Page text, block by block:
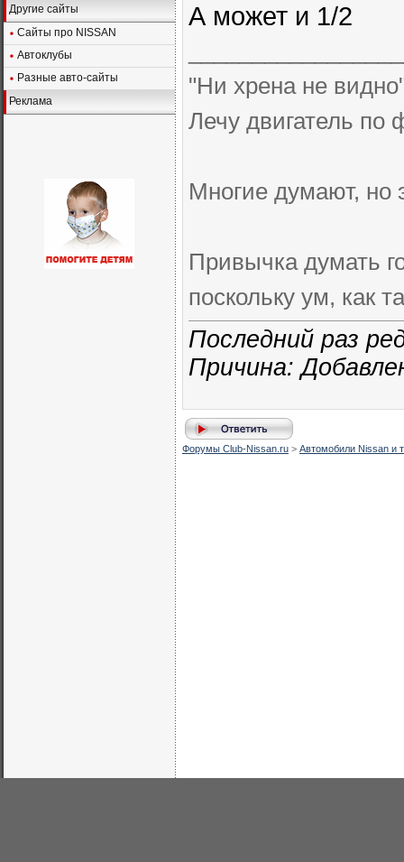
Другие сайты
Сайты про NISSAN
Автоклубы
Разные авто-сайты
Реклама
А может и 1/2
"Ни хрена не
Лечу двигатель по
Многие думают, но
Привычка думать
поскольку ум, как
Последний раз
Причина:
Форумы Club-Nissan.ru > Автомобили Nissan и